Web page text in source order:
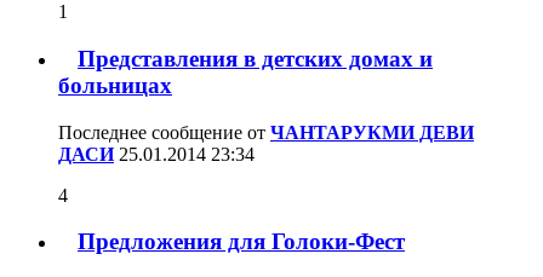
1
Представления в детских домах и
больницах
Последнее сообщение от ЧАНТАРУКМИ ДЕВИ
ДАСИ25.01.2014 23:34
4
Предложения для Голоки-Фест